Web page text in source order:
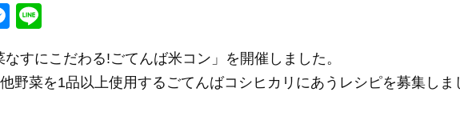
M
ss
e
e
なすにこだわる!ごてんば米コン」を開催しました。
他野菜を1品以上使用するごてんばコシヒカリにあうレシピを募集しま